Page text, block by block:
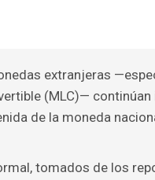
extranjeras
(MLC)—
de la moneda
tomados de los